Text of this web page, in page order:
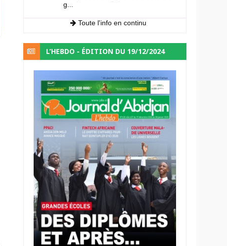
g...
Toute l'info en continu
L’HEBDO - ÉDITION DU 19/12/2024